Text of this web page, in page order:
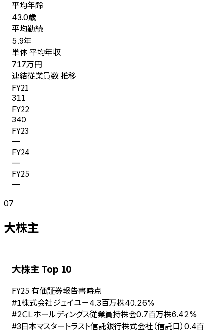
平均年齢
43.0歳
平均勤続
5.9年
単体 平均年収
717万円
連結従業員数 推移
FY21
311
FY22
340
FY23
—
FY24
—
FY25
—
07
大株主
大株主 Top 10
FY25 有価証券報告書時点
#1株式会社ジェイユー4.3百万株40.26%
#2ＣＬホールディングス従業員持株会0.7百万株6.42%
#3日本マスタートラスト信託銀行株式会社（信託口） 0.4百